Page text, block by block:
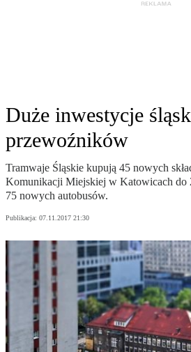
Duże inwestycje
przewoźników
Tramwaje Śląskie kupują 45 nowych
Komunikacji Miejskiej w Katowicach do
75 nowych autobusów.
Publikacja: 07.11.2017 21:30